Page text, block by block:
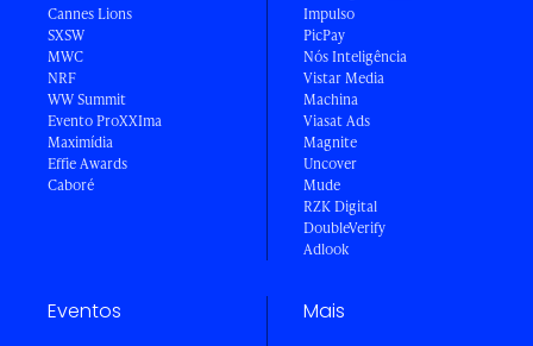
Cannes Lions
SXSW
MWC
NRF
WW Summit
Evento ProXXIma
Maximídia
Effie Awards
Caboré
Impulso
PicPay
Nós Inteligência
Vistar Media
Machina
Viasat Ads
Magnite
Uncover
Mude
RZK Digital
DoubleVerify
Adlook
Eventos Mais